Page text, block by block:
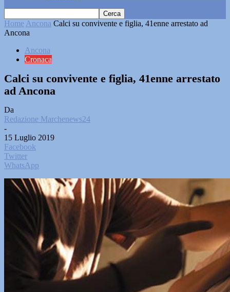
Home Ancona Calci su convivente e figlia, 41enne arrestato ad
Ancona
Ancona
Cronaca
Calci su convivente e figlia, 41enne arrestato
ad Ancona
Da
Redazione Marchenews24
-
15 Luglio 2019
Facebook
Twitter
WhatsApp